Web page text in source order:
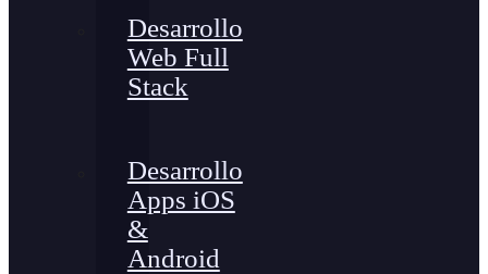
Desarrollo
Web Full
Stack
Desarrollo
Apps iOS
&
Android